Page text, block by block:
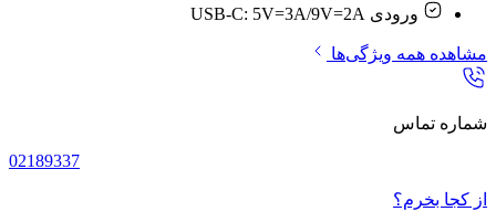
ورودی USB-C: 5V=3A/9V=2A
مشاهده همه ویژگی‌ها
شماره تماس
02189337
از کجا بخرم؟